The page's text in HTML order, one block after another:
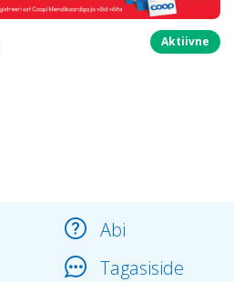
Aktiivne
Abi
Tagasiside